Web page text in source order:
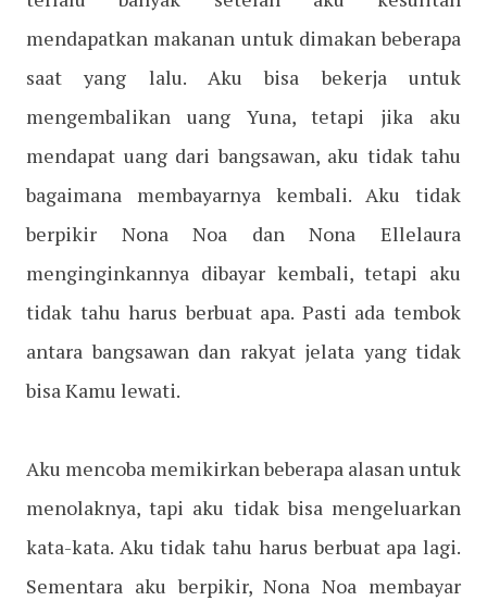
mendapatkan makanan untuk dimakan beberapa
saat yang lalu. Aku bisa bekerja untuk
mengembalikan uang Yuna, tetapi jika aku
mendapat uang dari bangsawan, aku tidak tahu
bagaimana membayarnya kembali. Aku tidak
berpikir Nona Noa dan Nona Ellelaura
menginginkannya dibayar kembali, tetapi aku
tidak tahu harus berbuat apa. Pasti ada tembok
antara bangsawan dan rakyat jelata yang tidak
bisa Kamu lewati.
Aku mencoba memikirkan beberapa alasan untuk
menolaknya, tapi aku tidak bisa mengeluarkan
kata-kata. Aku tidak tahu harus berbuat apa lagi.
Sementara aku berpikir, Nona Noa membayar